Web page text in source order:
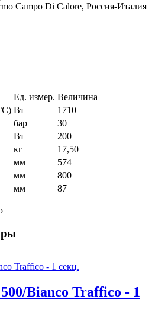
Campo Di Calore, Россия-Италия
Ед. измер. Величина
Вт
1710
бар
30
Вт
200
кг
17,50
мм
574
мм
800
мм 87
Bianco Traffico - 1